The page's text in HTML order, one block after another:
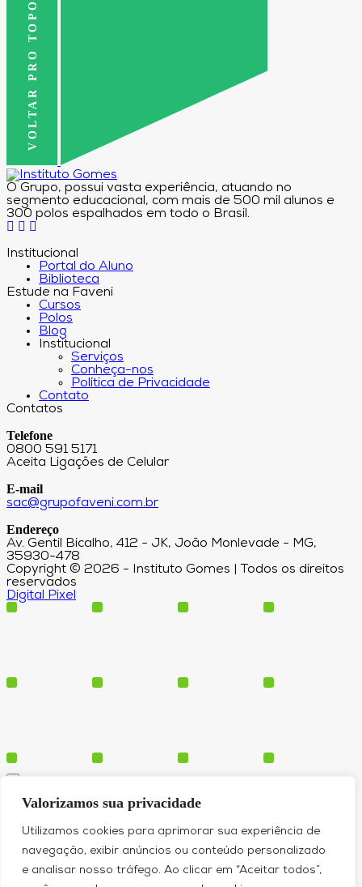
Valorizamos sua privacidade
Utilizamos cookies para aprimorar sua experiência de
navegação, exibir anúncios ou conteúdo personalizado
e analisar nosso tráfego. Ao clicar em “Aceitar todos”,
VOLTAR PRO TOPO
O Grupo, possui vasta experiência, atuando no
segmento educacional, com mais de 500 mil alunos e
300 polos espalhados em todo o Brasil.
Institucional
Portal do Aluno
Biblioteca
Estude na Faveni
Cursos
Polos
Blog
Institucional
Serviços
Conheça-nos
Política de Privacidade
Contato
Contatos
Telefone
0800 591 5171
Aceita Ligações de Celular
E-mail
sac@grupofaveni.com.br
Endereço
Av. Gentil Bicalho, 412 - JK, João Monlevade - MG,
35930-478
Copyright © 2026 - Instituto Gomes | Todos os direitos
reservados
Digital Pixel
Cursos
Polos
Blog